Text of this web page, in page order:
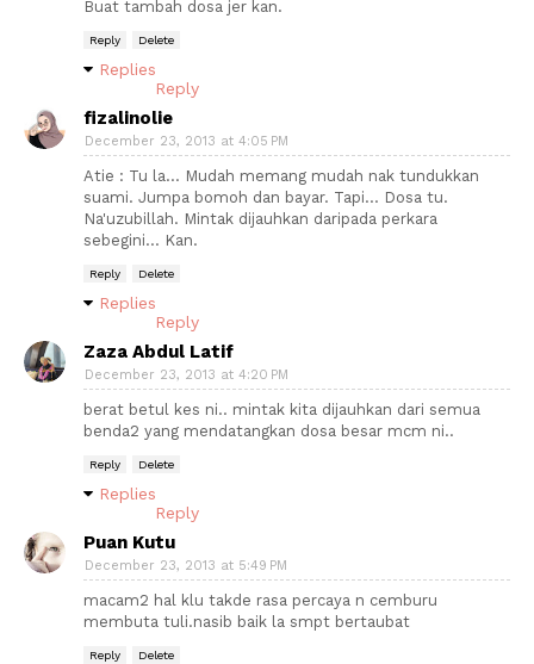
Buat tambah dosa jer kan.
Reply Delete
Replies
Reply
fizalinolie
December 23, 2013 at 4:05 PM
Atie : Tu la... Mudah memang mudah nak tundukkan
suami. Jumpa bomoh dan bayar. Tapi... Dosa tu.
Na'uzubillah. Mintak dijauhkan daripada perkara
sebegini... Kan.
Reply Delete
Replies
Reply
Zaza Abdul Latif
December 23, 2013 at 4:20 PM
berat betul kes ni.. mintak kita dijauhkan dari semua
benda2 yang mendatangkan dosa besar mcm ni..
Reply Delete
Replies
Reply
Puan Kutu
December 23, 2013 at 5:49 PM
macam2 hal klu takde rasa percaya n cemburu
membuta tuli.nasib baik la smpt bertaubat
Reply Delete